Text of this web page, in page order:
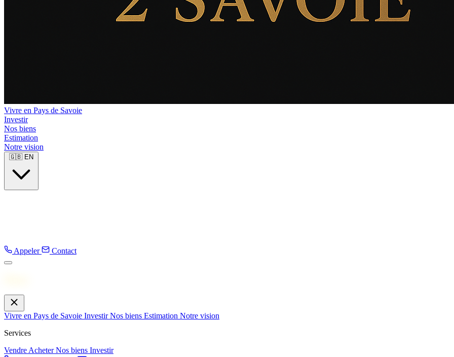
Vivre en Pays de Savoie
Investir
Nos biens
Estimation
Notre vision
🇬🇧 EN
Appeler Contact
Vivre en Pays de Savoie InvestirNos biens Estimation Notre vision
Services
VendreAcheterNos biens Investir